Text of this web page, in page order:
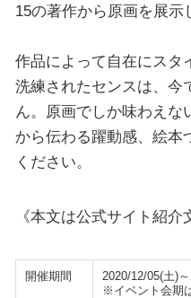
15の著作から原画を展示
作品によって自在にスタ
洗練されたセンスは、今
ん。原画でしか味わえな
から伝わる躍動感、絵本
ください。
《本文は公式サイト紹介
開催期間
2020/12/05(土)
※イベント会期